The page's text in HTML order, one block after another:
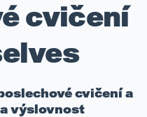
cvičení
cvičení a
výslovnost